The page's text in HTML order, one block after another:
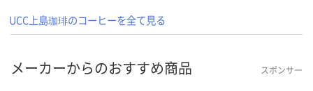
UCC上島珈琲のコーヒーを全て見る
メーカーからのおすすめ商品 スポンサー